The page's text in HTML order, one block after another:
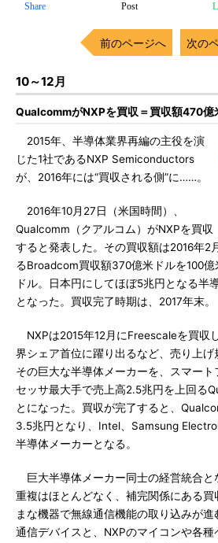
Share Post
前のページへ 次の
10～12月
QualcommがNXPを買収＝買収額470億
2015年、半導体業界再編の主役を演
じた1社であるNXP Semiconductors
が、2016年には“買収される側”に……。
2016年10月27日（米国時間）、
Qualcomm（クアルコム）がNXPを買収
すると発表した。その買収額は2016年2
るBroadcom買収額370億米ドルを100
ドル。日本円にしてほぼ5兆円となる半
となった。買収完了時期は、2017年末。
NXPは2015年12月にFreescaleを買収
界シェア首位に躍り出るなど、売り上げ
その巨大な半導体メーカーを、スマー
セッサ最大手で売上高2.5兆円を上回る
とになった。買収が完了すると、
3.5兆円となり、Intel、Samsung
半導体メーカーとなる。
巨大半導体メーカー同士の経営統合と
重複はほとんどなく、補完関係にある
まな機器で無線通信機能の取り込みが
通信デバイスと、NXPのマイコンや各種